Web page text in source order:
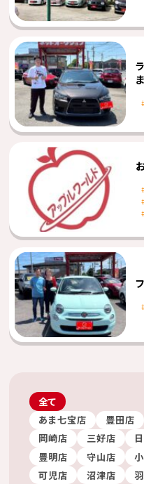
全て
あま七宝店
豊田店
岡崎店
三好店
豊明店
守山店
可児店
沼津店